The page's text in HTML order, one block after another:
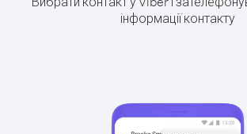
інформації контакту